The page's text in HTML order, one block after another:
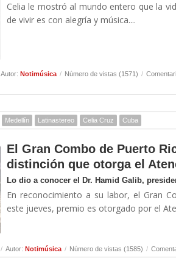
Celia le mostró al mundo entero que la
de vivir es con alegría y música....
Autor: Notimúsica / Número de vistas (1571) /
Medellín Latinastereo Celia Cruz Cuba
El Gran Combo de Puerto
distinción que otorga el
Lo dio a conocer el Dr. Hamid Galib,
En reconocimiento a su labor, el Gran
este jueves, premio es otorgado por el
/ Autor: Notimúsica / Número de vistas (1585) /